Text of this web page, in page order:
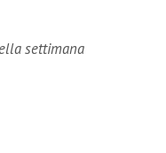
settimana